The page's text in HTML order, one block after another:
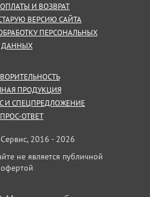
И ВОЗВРАТ
ВЕРСИЮ САЙТА
ПЕРСОНАЛЬНЫХ
ДАННЫХ
ПРОДУКЦИЯ
И СПЕЦПРЕДЛОЖЕНИЕ
ОТВЕТ
2016 - 2026
не является публичной
офертой